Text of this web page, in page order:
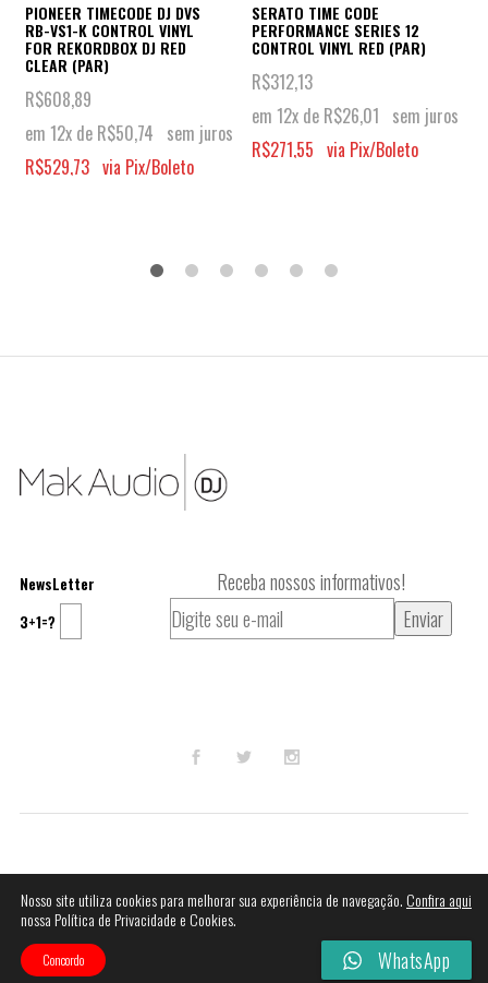
PIONEER TIMECODE DJ DVS
RB-VS1-K CONTROL VINYL
FOR REKORDBOX DJ RED
CLEAR (PAR)
R$608,89
em 12x de R$50,74 sem juros
R$529,73 via Pix/Boleto
SERATO TIME CODE
PERFORMANCE SERIES 12
CONTROL VINYL RED (PAR)
R$312,13
em 12x de R$26,01 sem juros
R$271,55 via Pix/Boleto
NewsLetter Receba nossos informativos!
3+1=?
© 2023Mak Audio DJ.
Perguntas Frequentes
Nosso site utiliza cookies para melhorar sua experiência de navegação.Confira aqui
nossa Política de Privacidade e Cookies.
Concordo WhatsApp